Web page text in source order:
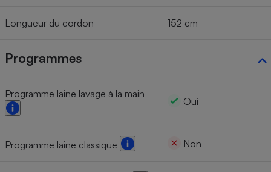
Longueur du cordon 152 cm
Programmes
Programme laine lavage à la main
Oui
Programme laine classique Non